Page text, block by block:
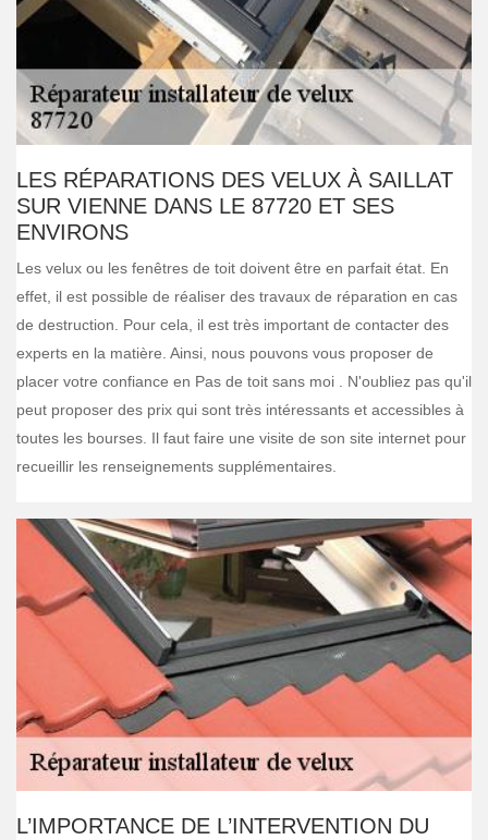
LES RÉPARATIONS DES VELUX À SAILLAT
SUR VIENNE DANS LE 87720 ET SES
ENVIRONS
Les velux ou les fenêtres de toit doivent être en parfait état. En
effet, il est possible de réaliser des travaux de réparation en cas
de destruction. Pour cela, il est très important de contacter des
experts en la matière. Ainsi, nous pouvons vous proposer de
placer votre confiance en Pas de toit sans moi . N'oubliez pas qu'il
peut proposer des prix qui sont très intéressants et accessibles à
toutes les bourses. Il faut faire une visite de son site internet pour
recueillir les renseignements supplémentaires.
L’IMPORTANCE DE L’INTERVENTION DU